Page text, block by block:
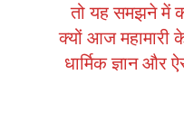
तो यह समझने में
क्यों आज महामारी के
धार्मिक ज्ञान और